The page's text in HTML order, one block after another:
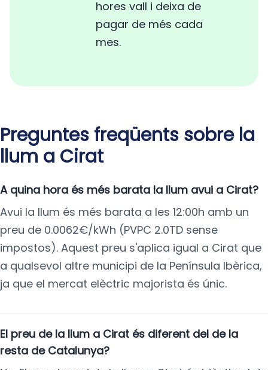
hores vall i deixa de
pagar de més cada
mes.
Preguntes freqüents sobre la
llum a Cirat
A quina hora és més barata la llum avui a Cirat?
Avui la llum és més barata a les 12:00h amb un
preu de 0.0062€/kWh (PVPC 2.0TD sense
impostos). Aquest preu s'aplica igual a Cirat que
a qualsevol altre municipi de la Península Ibèrica,
ja que el mercat elèctric majorista és únic.
El preu de la llum a Cirat és diferent del de la
resta de Catalunya?